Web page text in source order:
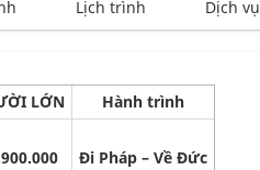
Lịch trình Dịch vụ
LỚN
Hành trình
Đi Pháp – Về Đức